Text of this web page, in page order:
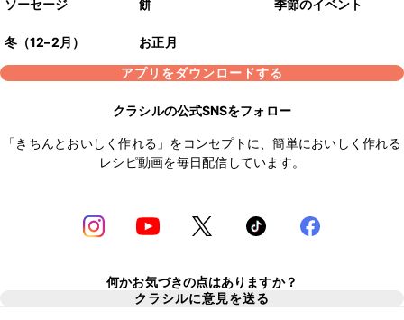
ソーセージ 餅 季節のイベント
冬（12–2月）
お正月
アプリをダウンロードする
クラシルの公式SNSをフォロー
「きちんとおいしく作れる」をコンセプトに、簡単においしく作れる
レシピ動画を毎日配信しています。
何かお気づきの点はありますか？
クラシルに意見を送る